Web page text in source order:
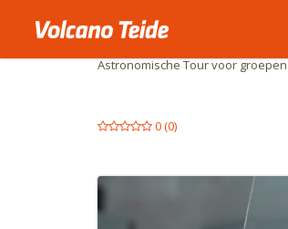
Begin Groepen
Astronomische Tour voor groepen
0(0)